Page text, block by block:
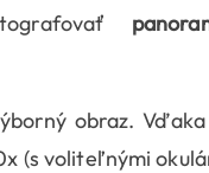
obraz.
(s voliteľnými